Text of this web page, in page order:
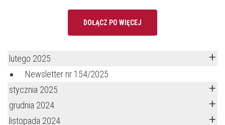
DOŁĄCZ PO WIĘCEJ
lutego 2025
Newsletter nr 154/2025
stycznia 2025
grudnia 2024
listopada 2024